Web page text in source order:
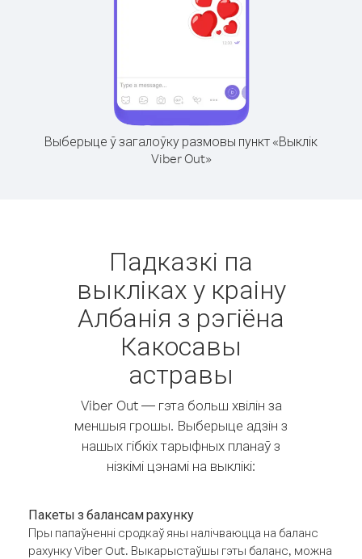
Выберыце ў загалоўку размовы пункт «Выклік
Viber Out»
Падказкі па
выкліках у краіну
Албанія з рэгіёна
Какосавы
астравы
Viber Out — гэта больш хвілін за
меншыя грошы. Выберыце адзін з
нашых гібкіх тарыфных планаў з
нізкімі цэнамі на выклікі:
Пакеты з балансам рахунку
Пры папаўненні сродкаў яны налічваюцца на баланс
рахунку Viber Out. Выкарыстаўшы гэты баланс, можна